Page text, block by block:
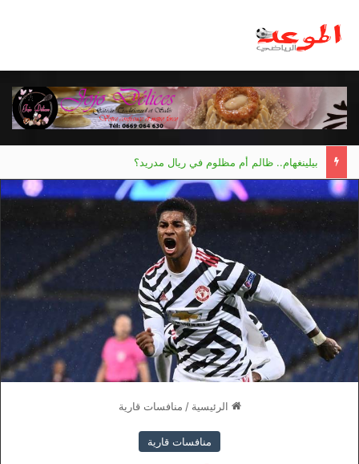
بيلينغهام.. ظالم أم مظلوم في ريال مدريد؟
الرئيسية / منافسات قارية
منافسات قارية